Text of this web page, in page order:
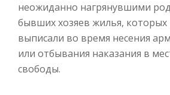
неожиданно нагрянувшими
бывших хозяев жилья, которых
выписали во время несения
или отбывания наказания в
свободы.